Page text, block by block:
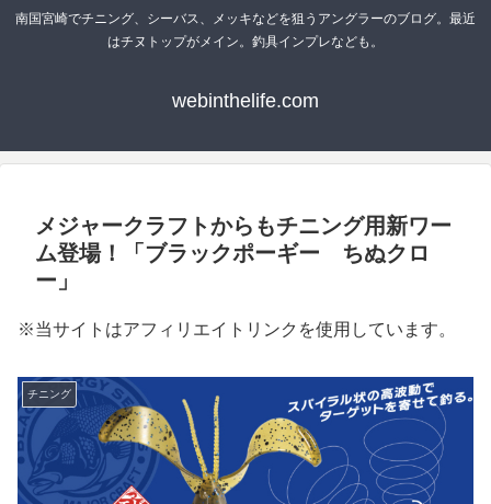
南国宮崎でチニング、シーバス、メッキなどを狙うアングラーのブログ。最近
はチヌトップがメイン。釣具インプレなども。
webinthelife.com
メジャークラフトからもチニング用新ワー
ム登場！「ブラックポーギー ちぬクロ
ー」
※当サイトはアフィリエイトリンクを使用しています。
チニング